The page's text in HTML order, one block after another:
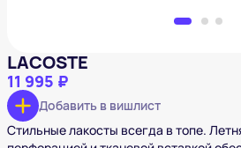
LACOSTE
11 995 ₽
Добавить в вишлист
Стильные лакосты всегда в топе.